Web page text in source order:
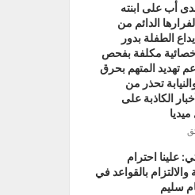
أب على ابنته
الدائم من
الطفلة بدور
مكلفة بفحص
تهديد المتهم بحرق
تحذر من
الكاذبة على
علينا احترام
بالقواعد في
سليم